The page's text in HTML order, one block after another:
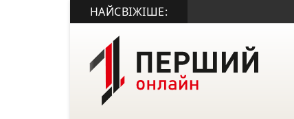
НАЙСВІЖІШЕ: